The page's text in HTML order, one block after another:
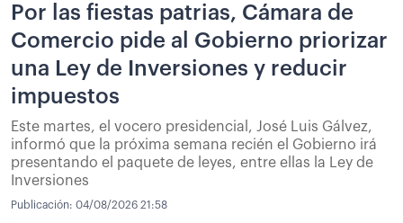
Por las fiestas patrias, Cámara de
Comercio pide al Gobierno priorizar
una Ley de Inversiones y reducir
impuestos
Este martes, el vocero presidencial, José Luis Gálvez,
informó que la próxima semana recién el Gobierno irá
presentando el paquete de leyes, entre ellas la Ley de
Inversiones
Publicación: 04/08/2026 21:58